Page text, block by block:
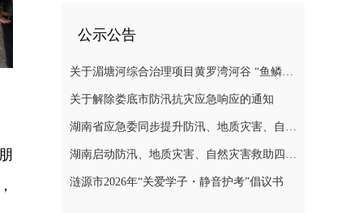
公示公告
关于湄塘河综合治理项目黄罗湾河谷 “鱼鳞坝”区域不对外开放的公告
关于解除娄底市防汛抗灾应急响应的通知
湖南省应急委同步提升防汛、地质灾害、自然灾害救助应急响应至三级
湖南启动防汛、地质灾害、自然灾害救助四级应急响应
涟源市2026年“关爱学子・静音护考”倡议书